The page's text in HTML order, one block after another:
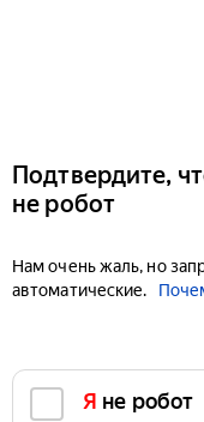
Подтвердите,
не робот
Нам очень жаль, но
автоматические.
Я не робот